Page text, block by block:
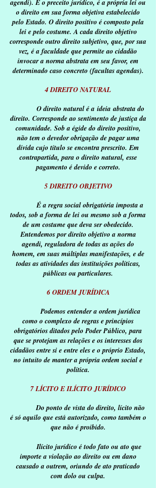
agendi). É o preceito jurídico, é a própria lei ou
o direito em sua forma objetiva estabelecido
pelo Estado. O direito positivo é composto pela
lei e pelo costume. A cada direito objetivo
corresponde outro direito subjetivo, que, por sua
vez, é a faculdade que permite ao cidadão
invocar a norma abstrata em seu favor, em
determinado caso concreto (facultas agendas).
4 DIREITO NATURAL
O direito natural é a ideia abstrata do
direito. Corresponde ao sentimento de justiça da
comunidade. Sob a égide do direito positivo,
não tem o devedor obrigação de pagar uma
dívida cujo título se encontra prescrito. Em
contrapartida, para o direito natural, esse
pagamento é devido e correto.
5 DIREITO OBJETIVO
É a regra social obrigatória imposta a
todos, sob a forma de lei ou mesmo sob a forma
de um costume que deva ser obedecido.
Entendemos por direito objetivo a norma
agendi, reguladora de todas as ações do
homem, em suas múltiplas manifestações, e de
todas as atividades das instituições políticas,
públicas ou particulares.
6 ORDEM JURÍDICA
Podemos entender a ordem jurídica
como o complexo de regras e princípios
obrigatórios ditados pelo Poder Público, para
que se protejam as relações e os interesses dos
cidadãos entre si e entre eles e o próprio Estado,
no intuito de manter a própria ordem social e
política.
7 LÍCITO E ILÍCITO JURÍDICO
Do ponto de vista do direito, lícito não
é só aquilo que está autorizado, como também o
que não é proibido.
Ilícito jurídico é todo fato ou ato que
importe a violação ao direito ou em dano
causado a outrem, oriundo de ato praticado
com dolo ou culpa.